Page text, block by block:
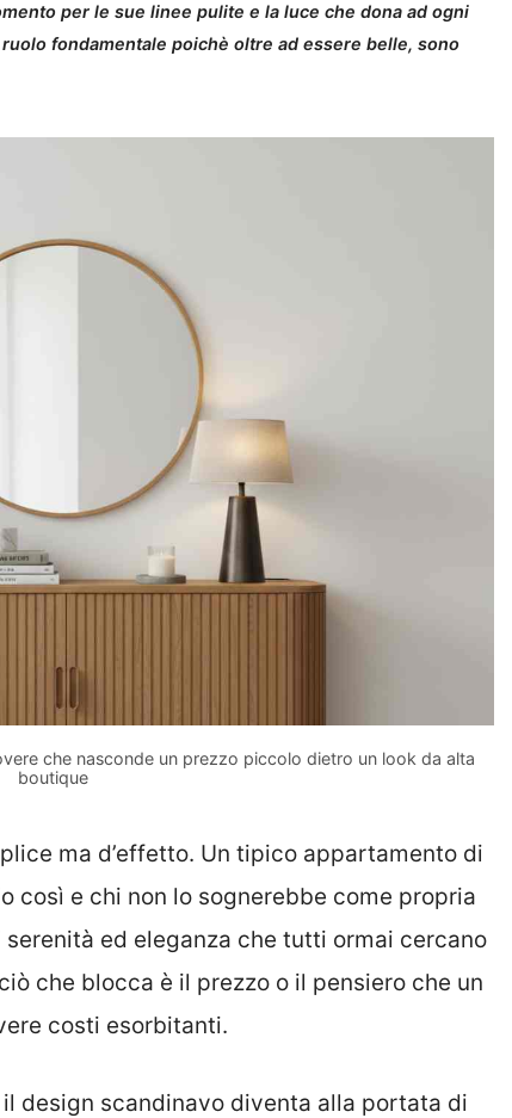
per le sue linee pulite e la luce che dona ad ogni
fondamentale poichè oltre ad essere belle, sono
che nasconde un prezzo piccolo dietro un look da alta
boutique
ma d’effetto. Un tipico appartamento di
così e chi non lo sognerebbe come propria
ed eleganza che tutti ormai cercano
che blocca è il prezzo o il pensiero che un
costi esorbitanti.
design scandinavo diventa alla portata di